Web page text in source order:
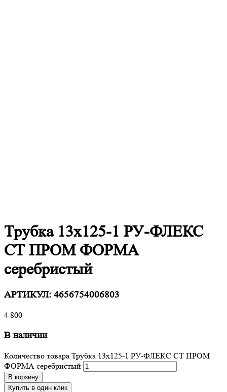
Трубка 13х125-1 РУ-ФЛЕКС
СТ ПРОМ ФОРМА
серебристый
АРТИКУЛ: 4656754006803
4 800
В наличии
Количество товара Трубка 13х125-1 РУ-ФЛЕКС СТ ПРОМ
ФОРМА серебристый
В корзину
Купить в один клик